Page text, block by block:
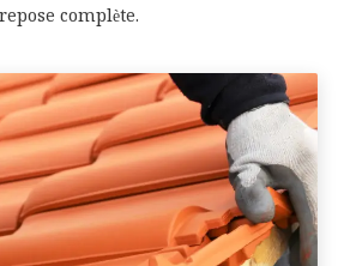
complète.